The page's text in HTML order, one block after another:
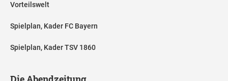
Vorteilswelt
Spielplan, Kader FC Bayern
Spielplan, Kader TSV 1860